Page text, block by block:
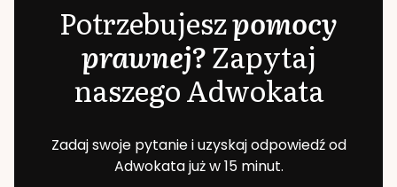
Potrzebujeszpomocy
prawnej?Zapytaj
naszego Adwokata
Zadaj swoje pytanie i uzyskaj odpowiedź od
Adwokata już w 15 minut.